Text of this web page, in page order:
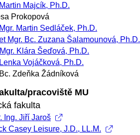
Majcík, Ph.D.
Prokopová
Martin Sedláček, Ph.D.
Mgr. Bc. Zuzana Šalamounová, Ph.D.
Klára Šeďová, Ph.D.
Vojáčková, Ph.D.
Zdeňka Žádníková
pracoviště MU
fakulta
Ing. Jiří Jaroš
Casey Leisure, J.D., LL.M.